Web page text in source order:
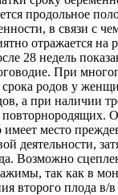
продольное
в связи
отражается
28 недель
При
родов у
а при наличии
место
Возможно
так как в
второго